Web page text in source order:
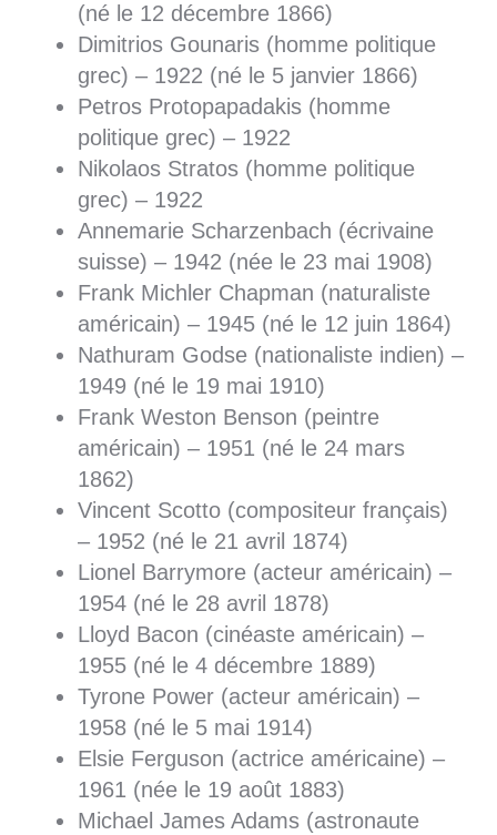
(né le 12 décembre 1866)
Dimitrios Gounaris (homme politique
grec) – 1922 (né le 5 janvier 1866)
Petros Protopapadakis (homme
politique grec) – 1922
Nikolaos Stratos (homme politique
grec) – 1922
Annemarie Scharzenbach (écrivaine
suisse) – 1942 (née le 23 mai 1908)
Frank Michler Chapman (naturaliste
américain) – 1945 (né le 12 juin 1864)
Nathuram Godse (nationaliste indien) –
1949 (né le 19 mai 1910)
Frank Weston Benson (peintre
américain) – 1951 (né le 24 mars
1862)
Vincent Scotto (compositeur français)
– 1952 (né le 21 avril 1874)
Lionel Barrymore (acteur américain) –
1954 (né le 28 avril 1878)
Lloyd Bacon (cinéaste américain) –
1955 (né le 4 décembre 1889)
Tyrone Power (acteur américain) –
1958 (né le 5 mai 1914)
Elsie Ferguson (actrice américaine) –
1961 (née le 19 août 1883)
Michael James Adams (astronaute